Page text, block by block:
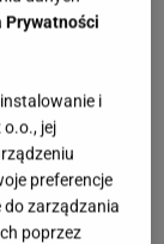
Prywatności
i
jej
preferencje
do zarządzania
poprzez